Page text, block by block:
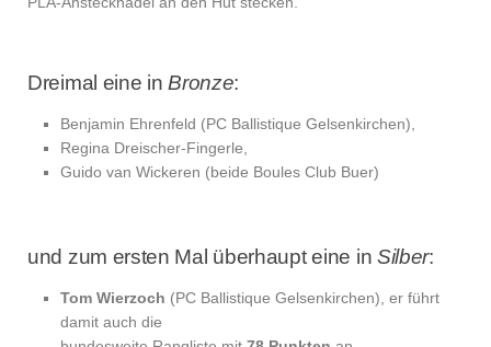
Dreimal eine inBronze:
Benjamin Ehrenfeld (PC Ballistique Gelsenkirchen),
Regina Dreischer-Fingerle,
Guido van Wickeren (beide Boules Club Buer)
und zum ersten Mal überhaupt eine in Silber:
Tom Wierzoch (PC Ballistique Gelsenkirchen), er führt
damit auch die